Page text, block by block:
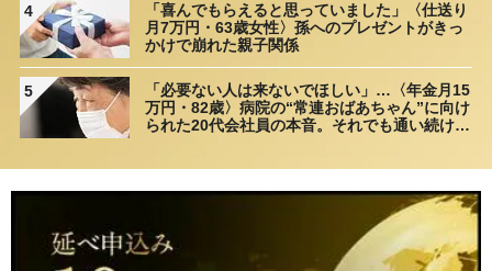
4
「喜んでもらえると思っていました」〈仕送り
月7万円・63歳女性〉孫へのプレゼントがきっ
かけで崩れた親子関係
5
「必要ない人は来ないでほしい」…〈年金月15
万円・82歳〉病院の“常連おばあちゃん”に向け
られた20代会社員の本音。それでも通い続ける